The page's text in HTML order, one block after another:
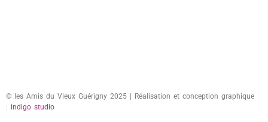
© les Amis du Vieux Guérigny 2025 | Réalisation et conception graphique
: indigo studio